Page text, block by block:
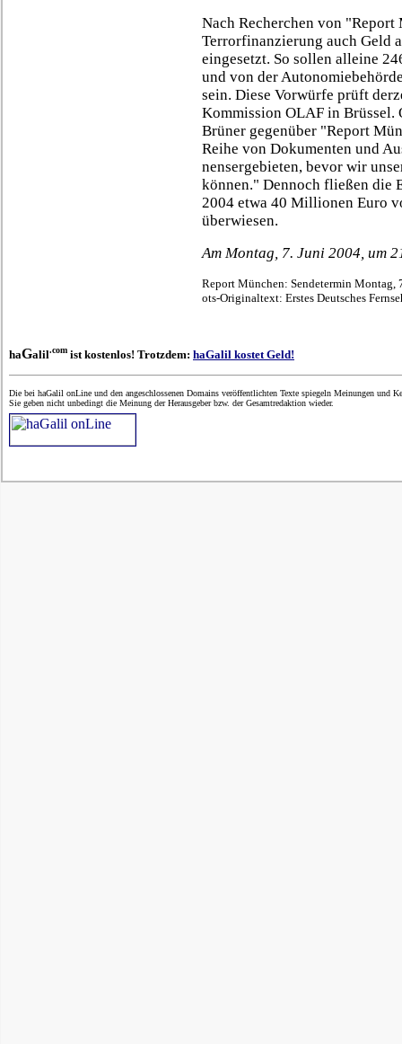
Nach Recherchen von
Terrorfinanzierung auch Geld
eingesetzt. So sollen alleine
und von der
sein. Diese Vorwürfe prüft
Kommission OLAF in Brüssel.
Brüner gegenüber "Report
Reihe von Dokumenten und
nensergebieten, bevor wir
können." Dennoch fließen die
2004 etwa 40 Millionen Euro
überwiesen.
Am Montag, 7. Juni 2004, um
Report München: Sendetermin Montag,
ots-Originaltext: Erstes Deutsches
haGalil.com ist kostenlos! Trotzdem: haGalil kostet Geld!
Die bei haGalil onLine und den angeschlossenen Domains veröffentlichten Texte spiegeln Meinungen und
Sie geben nicht unbedingt die Meinung der Herausgeber bzw. der Gesamtredaktion wieder.